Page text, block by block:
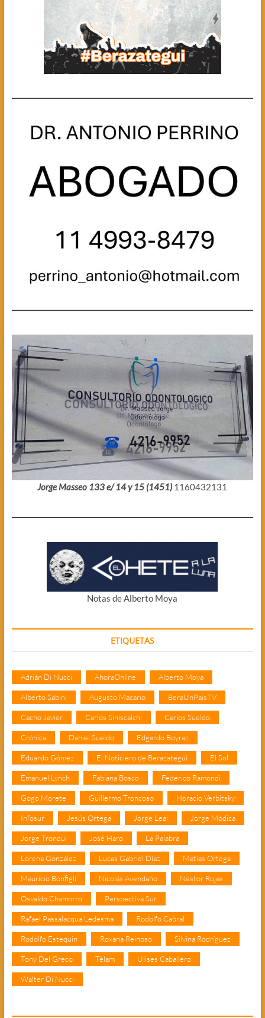
Jorge Masseo 133 e/ 14 y 15 (1451) 1160432131
Notas de Alberto Moya
ETIQUETAS
Adrián Di Nucci AhoraOnline Alberto Moya
Alberto Sabini Augusto Macario BeraUnPaisTV
Cacho Javier Carlos Siniscalchi Carlos Sueldo
Crónica Daniel Sueldo Edgardo Boyraz
Eduardo Gómez El Noticiero de Berazategui El Sol
Emanuel Lynch Fabiana Bosco Federico Ramondi
Gogo Morete Guillermo Troncoso Horacio Verbitsky
Infosur Jesús Ortega Jorge Leal Jorge Módica
Jorge Tronqui José Haro La Palabra
Lorena González Lucas Gabriel Díaz Matías Ortega
Mauricio Bonfigli Nicolás Avendaño Néstor Rojas
Osvaldo Chamorro Perspectiva Sur
Rafael Passalacqua Ledesma Rodolfo Cabral
Rodolfo Estequin Roxana Reinoso Silvina Rodríguez
Tony Del Greco Télam Ulises Caballero
Walter Di Nucci